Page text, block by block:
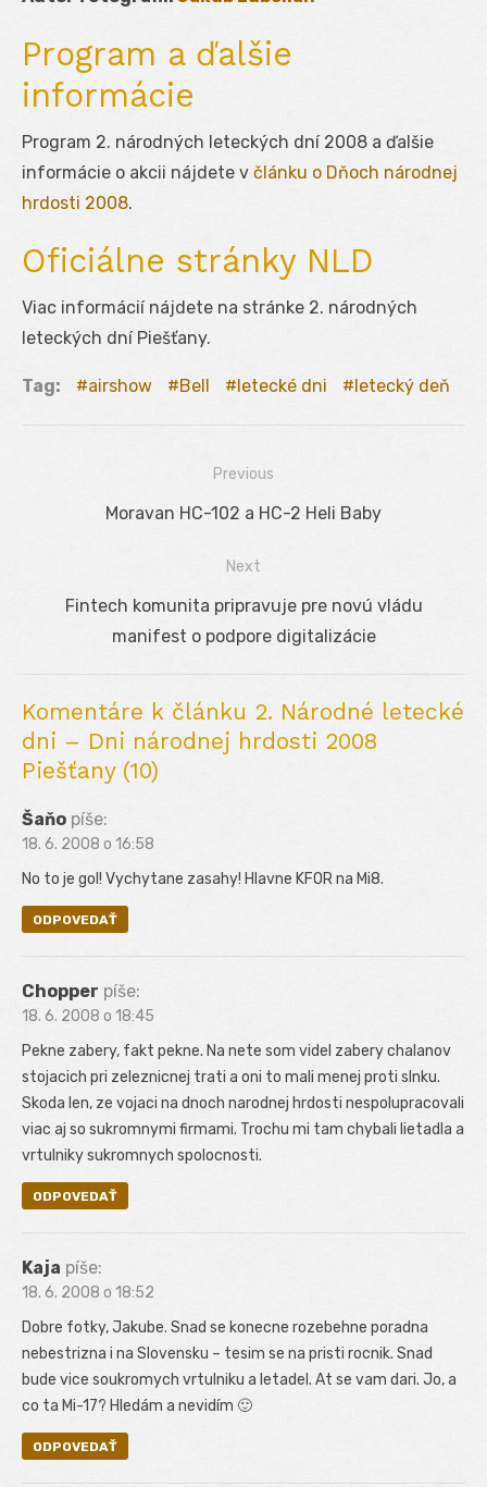
Program a ďalšie
informácie
Program 2. národných leteckých dní 2008 a ďalšie
informácie o akcii nájdete v článku o Dňoch národnej
hrdosti 2008.
Oficiálne stránky NLD
Viac informácií nájdete na stránke 2. národných
leteckých dní Piešťany.
Tag: airshow Bell letecké dni letecký deň
Navigácia
Previous
Previous
Moravan HC-102 a HC-2 Heli Baby
Next
NextFintech komunita pripravuje pre novú vládu
manifest o podpore digitalizácie
Komentáre k článku 2. Národné letecké
dni – Dni národnej hrdosti 2008
Piešťany (10)
Šaňo píše:
18. 6. 2008 o 16:58
No to je gol! Vychytane zasahy! Hlavne KFOR na Mi8.
ODPOVEDAŤ
Chopper píše:
18. 6. 2008 o 18:45
Pekne zabery, fakt pekne. Na nete som videl zabery chalanov
stojacich pri zeleznicnej trati a oni to mali menej proti slnku.
Skoda len, ze vojaci na dnoch narodnej hrdosti nespolupracovali
viac aj so sukromnymi firmami. Trochu mi tam chybali lietadla a
vrtulniky sukromnych spolocnosti.
ODPOVEDAŤ
Kaja píše:
18. 6. 2008 o 18:52
Dobre fotky, Jakube. Snad se konecne rozebehne poradna
nebestrizna i na Slovensku – tesim se na pristi rocnik. Snad
bude vice soukromych vrtulniku a letadel. At se vam dari. Jo, a
co ta Mi-17? Hledám a nevidím 🙂
ODPOVEDAŤ